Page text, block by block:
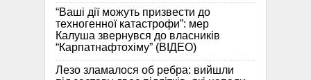
“Ваші дії можуть призвести до
техногенної катастрофи”: мер
Калуша звернувся до власників
“Карпатнафтохіму” (ВІДЕО)
Лезо зламалося об ребра: вийшли